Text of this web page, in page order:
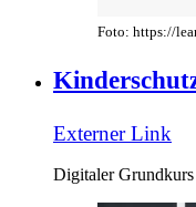
Foto: https://
Externer Link
Digitaler